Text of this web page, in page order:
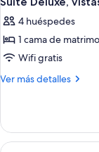
4 huéspedes
1 cama de
Wifi gratis
Ver más detalles
Más
Deluxe,
vistas